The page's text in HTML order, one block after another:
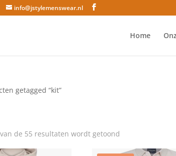
info@jstylemenswear.nl
Home
getagged “kit”
de 55 resultaten wordt getoond